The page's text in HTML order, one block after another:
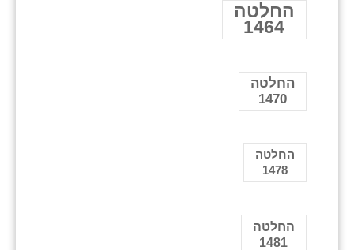
החלטה
1464
החלטה
1470
החלטה
1478
החלטה
1481